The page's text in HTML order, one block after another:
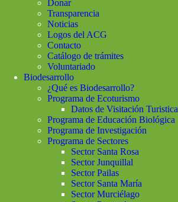
Donar
Transparencia
Noticias
Logos del ACG
Contacto
Catálogo de trámites
Voluntariado
Biodesarrollo
¿Qué es Biodesarrollo?
Programa de Ecoturismo
Datos de Visitación Turistica
Programa de Educación Biológica
Programa de Investigación
Programa de Sectores
Sector Santa Rosa
Sector Junquillal
Sector Pailas
Sector Santa María
Sector Murciélago